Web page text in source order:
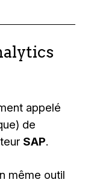
appelé
de
SAP.
même outil